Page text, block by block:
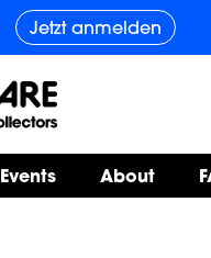
Jetzt anmelden
Events About